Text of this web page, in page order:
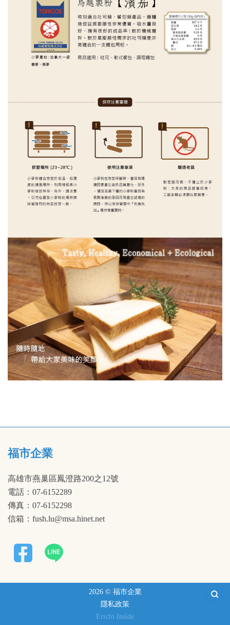
福市企業
高雄市燕巢區鳳澄路200之12號
電話：07-6152289
傳真：07-6152298
信箱：fush.lu@msa.hinet.net
2026 © 福市企業
隱私政策
Ericfo Inside